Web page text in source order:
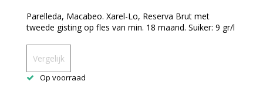
Parelleda, Macabeo. Xarel-Lo, Reserva Brut met
tweede gisting op fles van min. 18 maand. Suiker: 9 gr/l
Vergelijk
Op voorraad